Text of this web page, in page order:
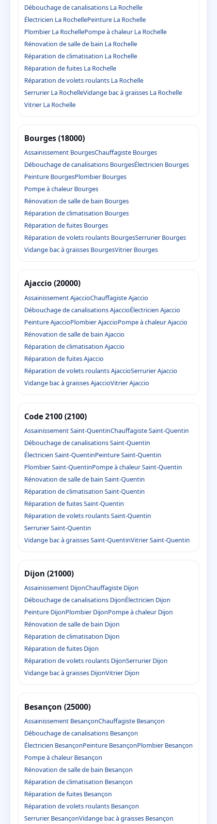
Débouchage de canalisations La Rochelle
Électricien La RochellePeinture La Rochelle
Plombier La RochellePompe à chaleur La Rochelle
Rénovation de salle de bain La Rochelle
Réparation de climatisation La Rochelle
Réparation de fuites La Rochelle
Réparation de volets roulants La Rochelle
Serrurier La RochelleVidange bac à graisses La Rochelle
Vitrier La Rochelle
Bourges (18000)
Assainissement BourgesChauffagiste Bourges
Débouchage de canalisations BourgesÉlectricien Bourges
Peinture BourgesPlombier Bourges
Pompe à chaleur Bourges
Rénovation de salle de bain Bourges
Réparation de climatisation Bourges
Réparation de fuites Bourges
Réparation de volets roulants BourgesSerrurier Bourges
Vidange bac à graisses BourgesVitrier Bourges
Ajaccio (20000)
Assainissement AjaccioChauffagiste Ajaccio
Débouchage de canalisations AjaccioÉlectricien Ajaccio
Peinture AjaccioPlombier AjaccioPompe à chaleur Ajaccio
Rénovation de salle de bain Ajaccio
Réparation de climatisation Ajaccio
Réparation de fuites Ajaccio
Réparation de volets roulants AjaccioSerrurier Ajaccio
Vidange bac à graisses AjaccioVitrier Ajaccio
Code 2100 (2100)
Assainissement Saint-QuentinChauffagiste Saint-Quentin
Débouchage de canalisations Saint-Quentin
Électricien Saint-QuentinPeinture Saint-Quentin
Plombier Saint-QuentinPompe à chaleur Saint-Quentin
Rénovation de salle de bain Saint-Quentin
Réparation de climatisation Saint-Quentin
Réparation de fuites Saint-Quentin
Réparation de volets roulants Saint-Quentin
Serrurier Saint-Quentin
Vidange bac à graisses Saint-QuentinVitrier Saint-Quentin
Dijon (21000)
Assainissement DijonChauffagiste Dijon
Débouchage de canalisations DijonÉlectricien Dijon
Peinture DijonPlombier DijonPompe à chaleur Dijon
Rénovation de salle de bain Dijon
Réparation de climatisation Dijon
Réparation de fuites Dijon
Réparation de volets roulants DijonSerrurier Dijon
Vidange bac à graisses DijonVitrier Dijon
Besançon (25000)
Assainissement BesançonChauffagiste Besançon
Débouchage de canalisations Besançon
Électricien BesançonPeinture BesançonPlombier Besançon
Pompe à chaleur Besançon
Rénovation de salle de bain Besançon
Réparation de climatisation Besançon
Réparation de fuites Besançon
Réparation de volets roulants Besançon
Serrurier BesançonVidange bac à graisses Besançon